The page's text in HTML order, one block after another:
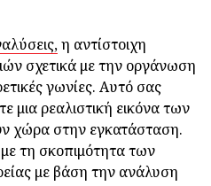
η αντίστοιχη
σχετικά με την οργάνωση
γωνίες. Αυτό σας
μια ρεαλιστική εικόνα των
χώρα στην εγκατάσταση.
τη σκοπιμότητα των
με βάση την ανάλυση